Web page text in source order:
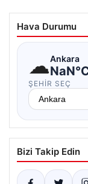
Hava Durumu
☁Ankara
ŞEHIR SEÇ
Bizi Takip Edin